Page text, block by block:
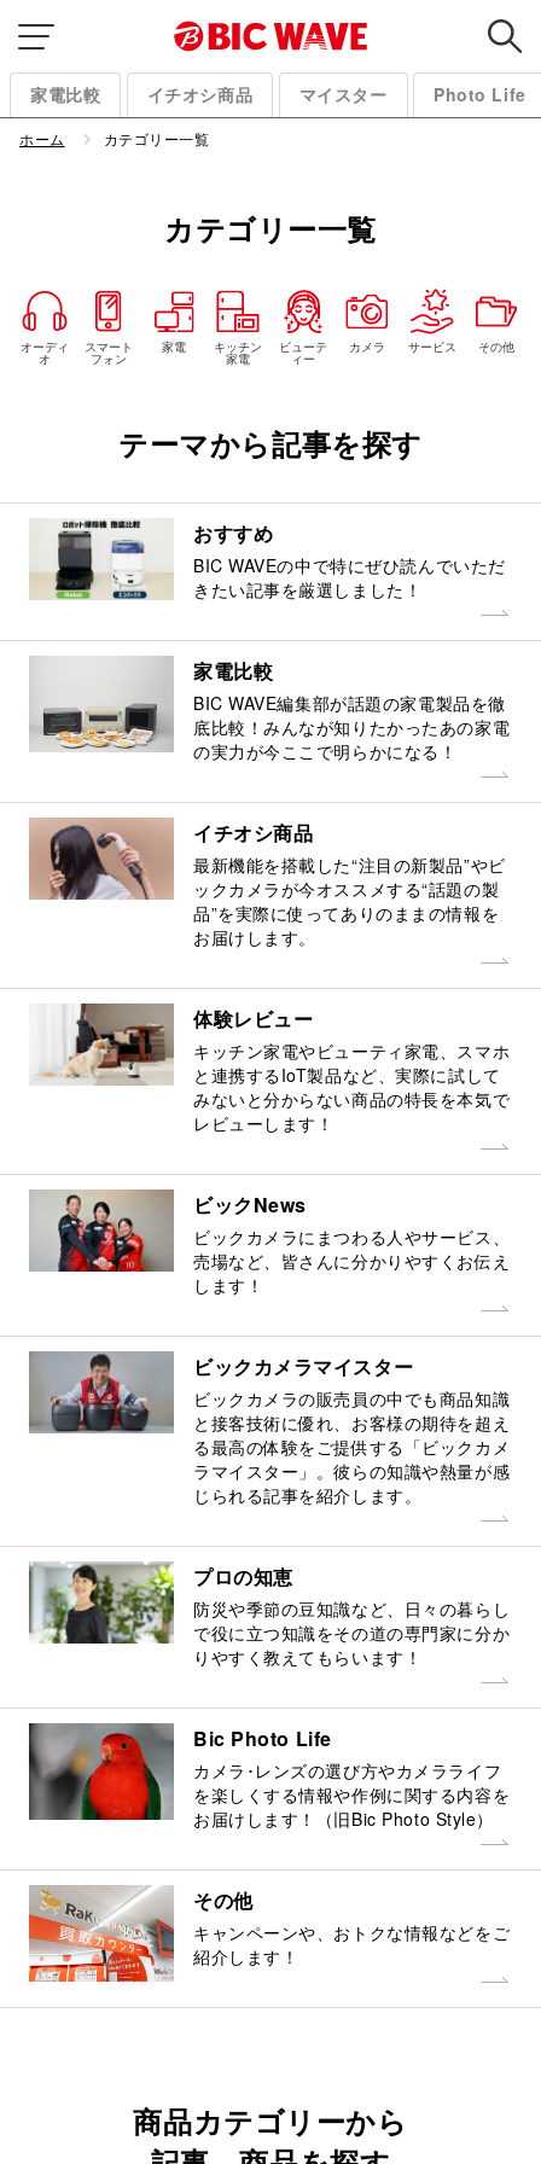
家電比較 イチオシ商品 マイスター Photo Life
ホーム カテゴリー一覧
カテゴリー一覧
オーディ
オ
スマート
フォン
家電 キッチン
家電
ビューテ
ィー
カメラ サービス その他
テーマから記事を探す
おすすめ
BIC WAVEの中で特にぜひ読んでいただ
きたい記事を厳選しました！
家電比較
BIC WAVE編集部が話題の家電製品を徹
底比較！みんなが知りたかったあの家電
の実力が今ここで明らかになる！
イチオシ商品
最新機能を搭載した“注目の新製品”やビ
ックカメラが今オススメする“話題の製
品”を実際に使ってありのままの情報を
お届けします。
体験レビュー
キッチン家電やビューティ家電、スマホ
と連携するIoT製品など、実際に試して
みないと分からない商品の特長を本気で
レビューします！
ビックNews
ビックカメラにまつわる人やサービス、
売場など、皆さんに分かりやすくお伝え
します！
ビックカメラマイスター
ビックカメラの販売員の中でも商品知識
と接客技術に優れ、お客様の期待を超え
る最高の体験をご提供する「ビックカメ
ラマイスター」。彼らの知識や熱量が感
じられる記事を紹介します。
プロの知恵
防災や季節の豆知識など、日々の暮らし
で役に立つ知識をその道の専門家に分か
りやすく教えてもらいます！
Bic Photo Life
カメラ･レンズの選び方やカメラライフ
を楽しくする情報や作例に関する内容を
お届けします！（旧Bic Photo Style）
その他
キャンペーンや、おトクな情報などをご
紹介します！
商品カテゴリーから